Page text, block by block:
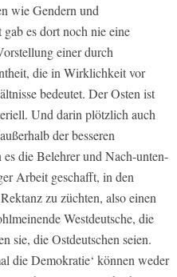
wie Gendern und
es dort noch nie eine
einer durch
die in Wirklichkeit vor
bedeutet. Der Osten ist
Und darin plötzlich auch
der besseren
die Belehrer und Nach-unten-
Arbeit geschafft, in den
zu züchten, also einen
Westdeutsche, die
sie, die Ostdeutschen seien.
die Demokratie‘ können weder